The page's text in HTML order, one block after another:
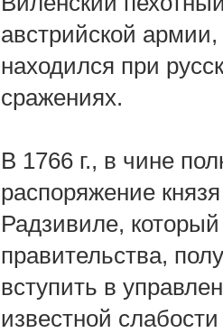
австрийской
находился при
сражениях.
В 1766 г., в чине
распоряжение
Радзивиле,
правительства,
вступить в
известной